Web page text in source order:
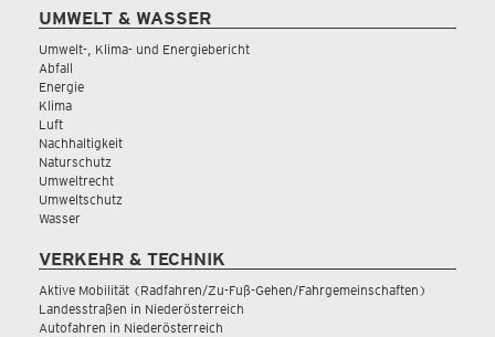
UMWELT & WASSER
Umwelt-, Klima- und Energiebericht
Abfall
Energie
Klima
Luft
Nachhaltigkeit
Naturschutz
Umweltrecht
Umweltschutz
Wasser
VERKEHR & TECHNIK
Aktive Mobilität (Radfahren/Zu-Fuß-Gehen/Fahrgemeinschaften)
Landesstraßen in Niederösterreich
Autofahren in Niederösterreich